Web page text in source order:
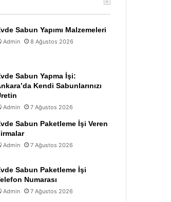
Sabun Yapımı Malzemeleri
Admin 8 Ağustos 2026
Sabun Yapma İşi:
Kendi Sabunlarınızı
Admin 7 Ağustos 2026
Sabun Paketleme İşi Veren
Admin 7 Ağustos 2026
Sabun Paketleme İşi
Numarası
Admin 7 Ağustos 2026